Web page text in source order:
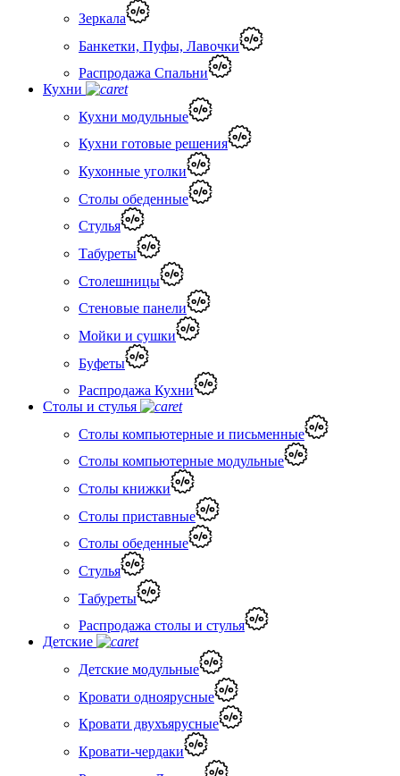
Зеркала
Банкетки, Пуфы, Лавочки
Распродажа Спальни
Кухни
Кухни модульные
Кухни готовые решения
Кухонные уголки
Столы обеденные
Стулья
Табуреты
Столешницы
Стеновые панели
Мойки и сушки
Буфеты
Распродажа Кухни
Столы и стулья
Столы компьютерные и письменные
Столы компьютерные модульные
Столы книжки
Столы приставные
Столы обеденные
Стулья
Табуреты
Распродажа столы и стулья
Детские
Детские модульные
Кровати одноярусные
Кровати двухъярусные
Кровати-чердаки